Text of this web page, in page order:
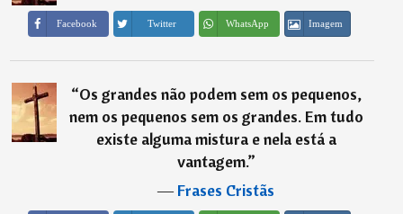
Facebook Twitter WhatsApp Imagem
“Os grandes não podem sem os pequenos,
nem os pequenos sem os grandes. Em tudo
existe alguma mistura e nela está a
vantagem.”
―Frases Cristãs